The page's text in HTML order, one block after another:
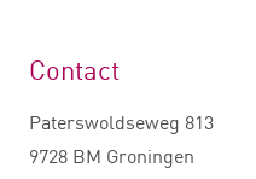
Contact
Paterswoldseweg 813
9728 BM Groningen